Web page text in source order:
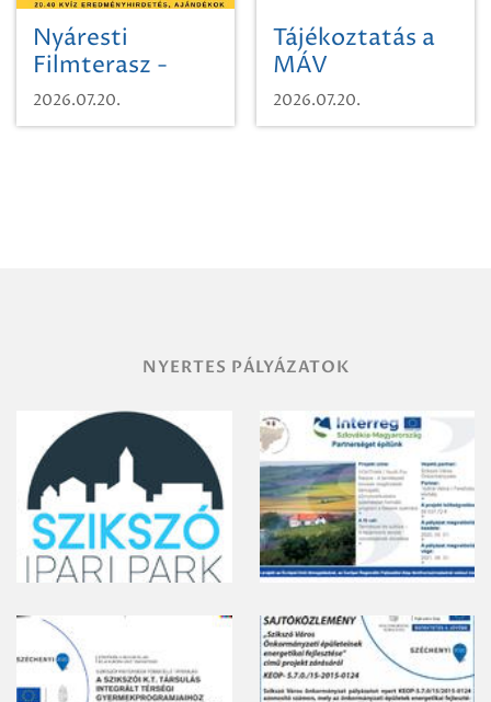
Nyáresti
Filmterasz -
Beugró a
Paradicsomba
2026.07.20.
Tájékoztatás a
MÁV
Pályaműködtetési
Zrt. Területi
2026.07.20.
NYERTES PÁLYÁZATOK